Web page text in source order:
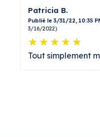
Patricia B.
Publié le 3/31/22, 10:35
3/16/2022)
Tout simplement